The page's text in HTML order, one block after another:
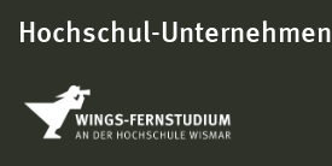
Hochschul-Unternehmen